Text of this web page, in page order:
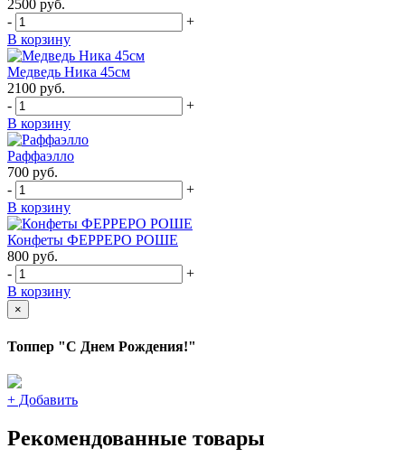
2500 руб.
-
+
В корзину
Медведь Ника 45см
2100 руб.
-
+
В корзину
Раффаэлло
700 руб.
-
+
В корзину
Конфеты ФЕРРЕРО РОШЕ
800 руб.
-
+
В корзину
×
Топпер "С Днем Рождения!"
+ Добавить
Рекомендованные товары